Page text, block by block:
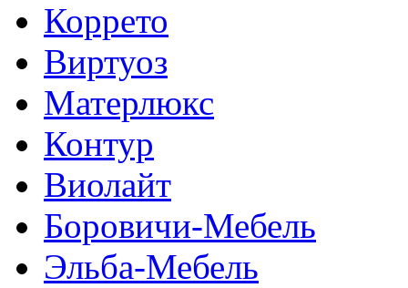
Коррето
Виртуоз
Матерлюкс
Контур
Виолайт
Боровичи-Мебель
Эльба-Мебель